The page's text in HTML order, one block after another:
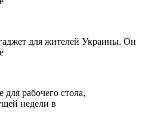
для жителей Украины. Он
рабочего стола,
недели в